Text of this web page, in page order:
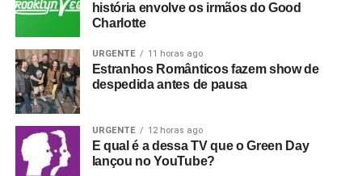
história envolve os irmãos do Good
Charlotte
URGENTE 11 horas ago
Estranhos Românticos fazem show de
despedida antes de pausa
URGENTE 12 horas ago
E qual é a dessa TV que o Green Day
lançou no YouTube?